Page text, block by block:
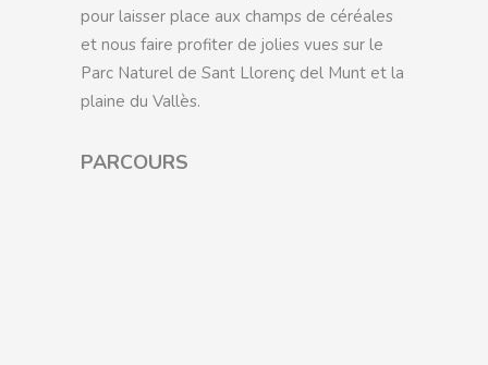
pour laisser place aux champs de céréales
et nous faire profiter de jolies vues sur le
Parc Naturel de Sant Llorenç del Munt et la
plaine du Vallès.
PARCOURS